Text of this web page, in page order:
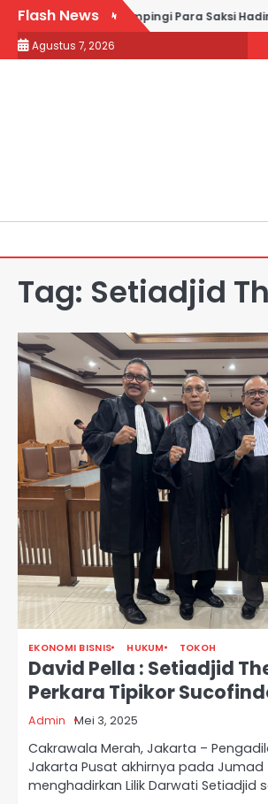
Skip
content
Flash News
and Partners Dampingi Para Saksi
Agustus 7, 2026
Tag: Setiadjid
EKONOMI BISNIS HUKUM TOKOH
David Pella : Setiadjid
Perkara Tipikor
Admin Mei 3, 2025
Cakrawala Merah, Jakarta –
Jakarta Pusat akhirnya pada
menghadirkan Lilik Darwati Setiadjid